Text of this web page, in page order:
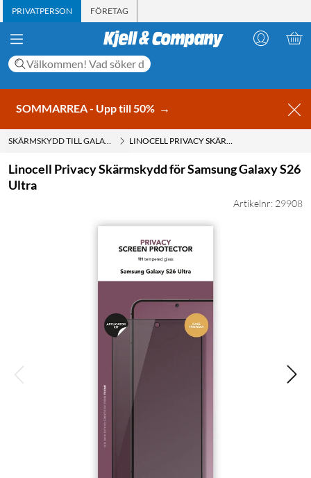
PRIVATPERSON FÖRETAG
SOMMARREA - Upp till 50% →
SKÄRMSKYDD TILL GALAXY S26 ULTRA LINOCELL PRIVACY SKÄRMSKYDD FÖR SAMSUNG GALAXY S26 ULTRA
Linocell Privacy Skärmskydd för Samsung Galaxy S26
Ultra
Artikelnr: 29908